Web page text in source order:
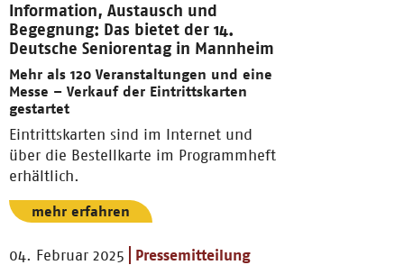
Information, Austausch und
Begegnung: Das bietet der 14.
Deutsche Seniorentag in Mannheim
Mehr als 120 Veranstaltungen und eine
Messe – Verkauf der Eintrittskarten
gestartet
Eintrittskarten sind im Internet und
über die Bestellkarte im Programmheft
erhältlich.
mehr erfahren
04. Februar 2025 Pressemitteilung